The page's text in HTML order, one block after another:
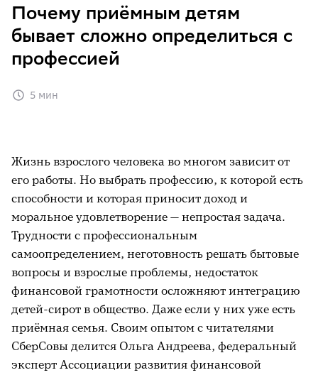
Почему приёмным детям
бывает сложно определиться с
профессией
5 мин
Жизнь взрослого человека во многом зависит от
его работы. Но выбрать профессию, к которой есть
способности и которая приносит доход и
моральное удовлетворение — непростая задача.
Трудности с профессиональным
самоопределением, неготовность решать бытовые
вопросы и взрослые проблемы, недостаток
финансовой грамотности осложняют интеграцию
детей-сирот в общество. Даже если у них уже есть
приёмная семья. Своим опытом с читателями
СберСовы делится Ольга Андреева, федеральный
эксперт Ассоциации развития финансовой